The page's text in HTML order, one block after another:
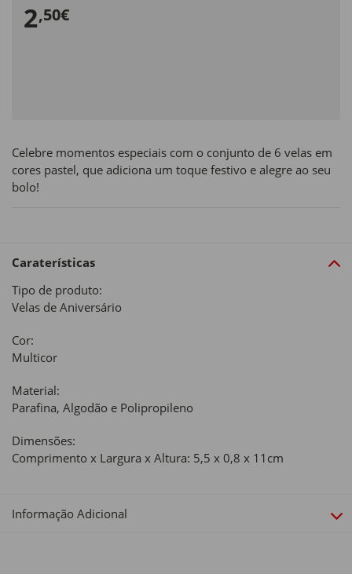
2,50€
Celebre momentos especiais com o conjunto de 6 velas em
cores pastel, que adiciona um toque festivo e alegre ao seu
bolo!
Caraterísticas
Tipo de produto:
Velas de Aniversário
Cor:
Multicor
Material:
Parafina, Algodão e Polipropileno
Dimensões:
Comprimento x Largura x Altura: 5,5 x 0,8 x 11cm
Informação Adicional